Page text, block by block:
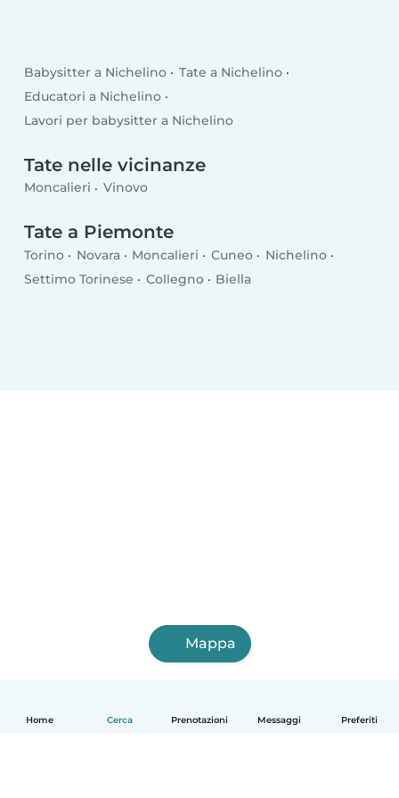
Home Cerca Prenotazioni Messaggi Preferiti
Babysitter a Nichelino
Tate a Nichelino
Educatori a Nichelino
Lavori per babysitter a Nichelino
Tate nelle vicinanze
Moncalieri Vinovo
Tate a Piemonte
Torino Novara Moncalieri Cuneo
Nichelino
Settimo Torinese
Collegno Biella
Mappa